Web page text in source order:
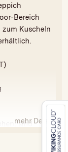
Bereich
Kuscheln
sind
und tragen
mehr Details